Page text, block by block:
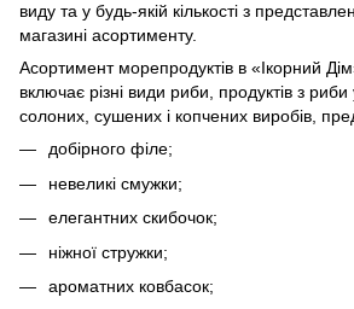
виду та у будь-якій кількості з
магазині асортименту.
Асортимент морепродуктів в «Ікорний
включає різні види риби, продуктів з
солоних, сушених і копчених виробів,
добірного філе;
невеликі смужки;
елегантних скибочок;
ніжної стружки;
ароматних ковбасок;